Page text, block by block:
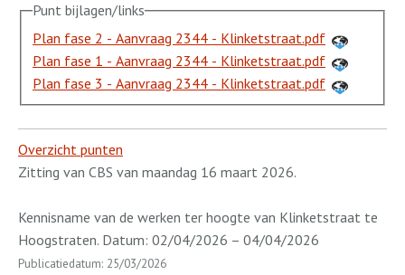
Punt bijlagen/links
Plan fase 2 - Aanvraag 2344 - Klinketstraat.pdf
Plan fase 1 - Aanvraag 2344 - Klinketstraat.pdf
Plan fase 3 - Aanvraag 2344 - Klinketstraat.pdf
Overzicht punten
Zitting van CBS van maandag 16 maart 2026.
Kennisname van de werken ter hoogte van Klinketstraat te
Hoogstraten. Datum: 02/04/2026 – 04/04/2026
Publicatiedatum: 25/03/2026